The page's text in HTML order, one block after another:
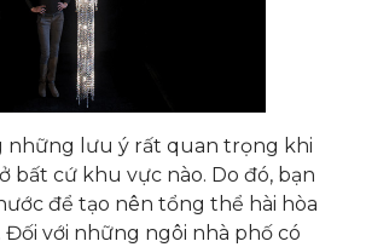
những lưu ý rất quan trọng khi
bất cứ khu vực nào. Do đó, bạn
để tạo nên tổng thể hài hòa
Đối với những ngôi nhà phố có